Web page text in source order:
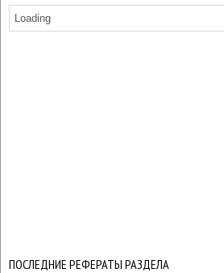
Loading
ПОСЛЕДНИЕ РЕФЕРАТЫ РАЗДЕЛА